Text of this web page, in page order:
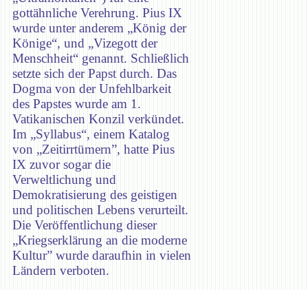
gottähnliche Verehrung. Pius IX
wurde unter anderem „König der
Könige“, und „Vizegott der
Menschheit“ genannt. Schließlich
setzte sich der Papst durch. Das
Dogma von der Unfehlbarkeit
des Papstes wurde am 1.
Vatikanischen Konzil verkündet.
Im „Syllabus“, einem Katalog
von „Zeitirrtümern”, hatte Pius
IX zuvor sogar die
Verweltlichung und
Demokratisierung des geistigen
und politischen Lebens verurteilt.
Die Veröffentlichung dieser
„Kriegserklärung an die moderne
Kultur” wurde daraufhin in vielen
Ländern verboten.